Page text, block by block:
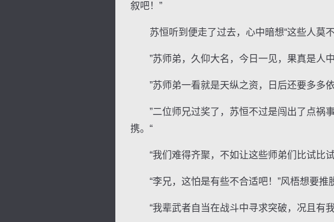
叙吧！”
苏恒听到便走了过去，心中暗想“这些人莫不
”苏师弟，久仰大名，今日一见，果真是人中
”苏师弟一看就是天纵之资，日后还要多多依
”二位师兄过奖了，苏恒不过是闯出了点祸事
携。“
“我们难得齐聚，不如让这些师弟们比试比试
“李兄，这怕是有些不合适吧！”风梧想要推
“我辈武者自当在战斗中寻求突破，况且有我